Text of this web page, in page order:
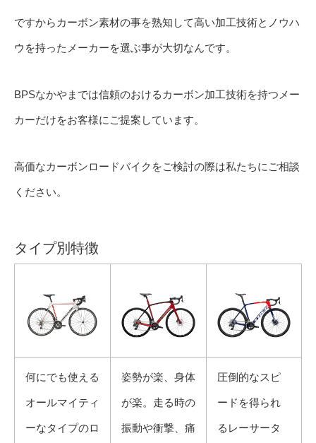
ですからカーボン素材の事を熟知して高い加工技術とノウハ
ウを持ったメーカーを選ぶ事が大切なんです。
BPSなかやまでは信頼のおけるカーボン加工技術を持つメー
カーだけをお客様にご提案しています。
高価なカーボンロードバイクをご検討の際は私たちにご相談
ください。
タイプ別特徴
何にでも使える
オールマイティ
ーなタイプのロ
姿勢が楽、身体
が楽。走る時の
振動や衝撃、痛
圧倒的なスピ
ードを得られ
るレーサータ